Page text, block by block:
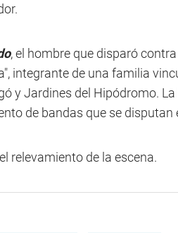
, el hombre que disparó
integrante de una familia
y Jardines del Hipódromo.
de bandas que se disputan
relevamiento de la escena.